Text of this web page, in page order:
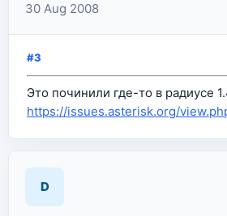
30 Aug 2008
#3
Это починили где-то в радиусе
https://issues.asterisk.org/
D